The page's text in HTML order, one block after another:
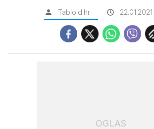
Tabloid.hr 22.01.2021
OGLAS